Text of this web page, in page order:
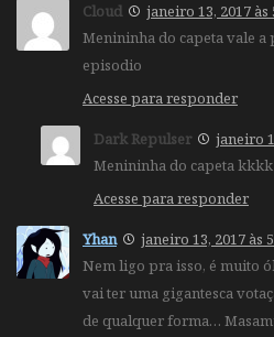
Cloud
janeiro 13, 2017 às
Menininha do capeta vale a
episodio
Acesse para responder
Dark Repulser
janeiro
Menininha do capeta kkkk
Acesse para responder
Yhan
janeiro 13, 2017 às
Nem ligo pra isso, é muito
vai ter uma gigantesca
de qualquer forma…